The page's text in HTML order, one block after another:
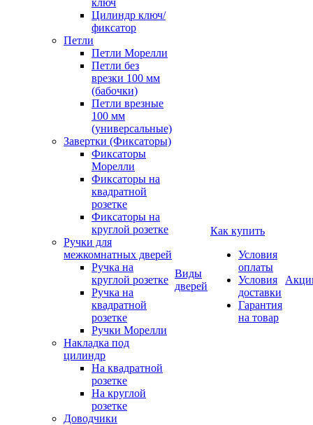
ключ
Цилиндр ключ/
фиксатор
Петли
Петли Морелли
Петли без
врезки 100 мм
(бабочки)
Петли врезные
100 мм
(универсальные)
Завертки (Фиксаторы)
Фиксаторы
Морелли
Фиксаторы на
квадратной
розетке
Фиксаторы на
круглой розетке
Ручки для
межкомнатных дверей
Ручка на
круглой розетке
Ручка на
квадратной
розетке
Ручки Морелли
Накладка под
цилиндр
На квадратной
розетке
На круглой
розетке
Доводчики
Виды
дверей
Как купить
Условия
оплаты
Условия
доставки
Гарантия
на товар